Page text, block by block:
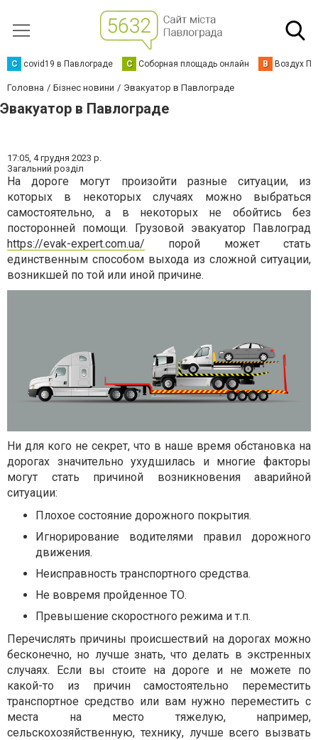
C covid19 в Павлограде С Соборная площадь онлайн В Воздух
Головна Бізнес новини Эвакуатор в Павлограде
Эвакуатор в Павлограде
17:05, 4 грудня 2023 р.
Загальний розділ
На дороге могут произойти разные ситуации, из
которых в некоторых случаях можно выбраться
самостоятельно, а в некоторых не обойтись без
посторонней помощи. Грузовой эвакуатор Павлоград
https://evak-expert.com.ua/ порой может стать
единственным способом выхода из сложной ситуации,
возникшей по той или иной причине.
Ни для кого не секрет, что в наше время обстановка на
дорогах значительно ухудшилась и многие факторы
могут стать причиной возникновения аварийной
ситуации:
Плохое состояние дорожного покрытия.
Игнорирование водителями правил дорожного
движения.
Неисправность транспортного средства.
Не вовремя пройденное ТО.
Превышение скоростного режима и т.п.
Перечислять причины происшествий на дорогах можно
бесконечно, но лучше знать, что делать в экстренных
случаях. Если вы стоите на дороге и не можете по
какой-то из причин самостоятельно переместить
транспортное средство или вам нужно переместить с
места на место тяжелую, например,
сельскохозяйственную, технику, лучше всего вызвать